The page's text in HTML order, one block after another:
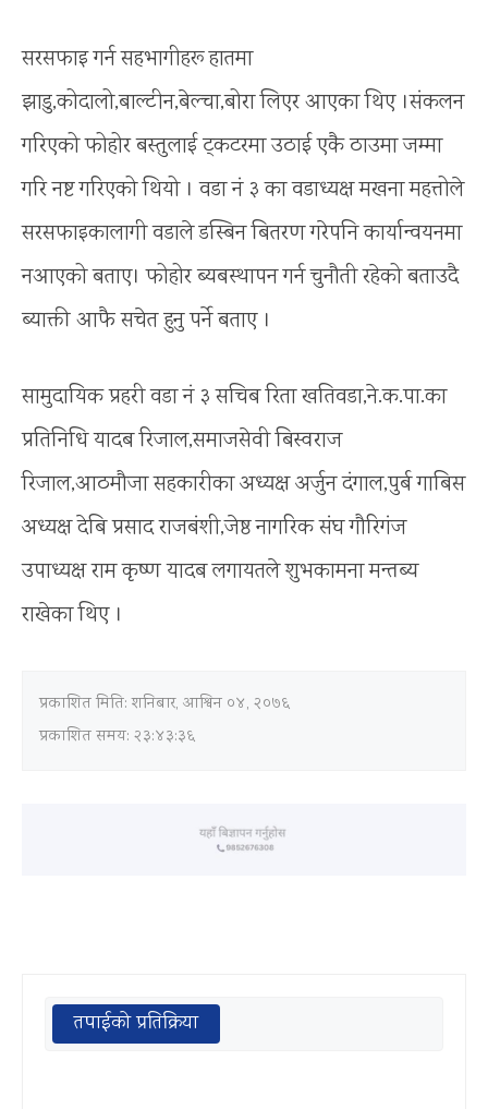
सरसफाइ गर्न सहभागीहरू हातमा
झाडु,कोदालो,बाल्टीन,बेल्चा,बोरा लिएर आएका थिए ।संकलन
गरिएको फोहोर बस्तुलाई ट्कटरमा उठाई एकै ठाउमा जम्मा
गरि नष्ट गरिएको थियो । वडा नं ३ का वडाध्यक्ष मखना महत्तोले
सरसफाइकालागी वडाले डस्बिन बितरण गरेपनि कार्यान्वयनमा
नआएको बताए। फोहोर ब्यबस्थापन गर्न चुनौती रहेको बताउदै
ब्याक्ती आफै सचेत हुनु पर्ने बताए ।
सामुदायिक प्रहरी वडा नं ३ सचिब रिता खतिवडा,ने.क.पा.का
प्रतिनिधि यादब रिजाल,समाजसेवी बिस्वराज
रिजाल,आठमौजा सहकारीका अध्यक्ष अर्जुन दंगाल,पुर्ब गाबिस
अध्यक्ष देबि प्रसाद राजबंशी,जेष्ठ नागरिक संघ गौरिगंज
उपाध्यक्ष राम कृष्ण यादब लगायतले शुभकामना मन्तब्य
राखेका थिए ।
प्रकाशित मिति:शनिबार, आश्विन ०४, २०७६
प्रकाशित समय: २३:४३:३६
तपाईको प्रतिक्रिया